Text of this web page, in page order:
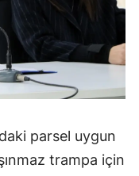
parsel uygun
trampa için